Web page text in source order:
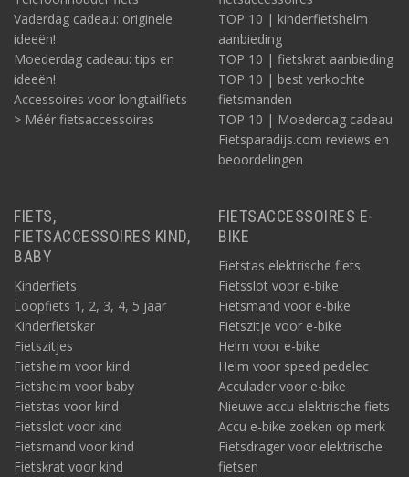
Vaderdag cadeau: originele
ideeën!
Moederdag cadeau: tips en
ideeën!
Accessoires voor longtailfiets
> Méér fietsaccessoires
TOP 10 | kinderfietshelm
aanbieding
TOP 10 | fietskrat aanbieding
TOP 10 | best verkochte
fietsmanden
TOP 10 | Moederdag cadeau
Fietsparadijs.com reviews en
beoordelingen
FIETS,
FIETSACCESSOIRES KIND,
BABY
Kinderfiets
Loopfiets 1, 2, 3, 4, 5 jaar
Kinderfietskar
Fietszitjes
Fietshelm voor kind
Fietshelm voor baby
Fietstas voor kind
Fietsslot voor kind
Fietsmand voor kind
Fietskrat voor kind
FIETSACCESSOIRES E-
BIKE
Fietstas elektrische fiets
Fietsslot voor e-bike
Fietsmand voor e-bike
Fietszitje voor e-bike
Helm voor e-bike
Helm voor speed pedelec
Acculader voor e-bike
Nieuwe accu elektrische fiets
Accu e-bike zoeken op merk
Fietsdrager voor elektrische
fietsen